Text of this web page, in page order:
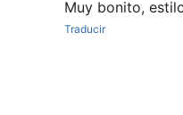
Muy bonito,
Traducir